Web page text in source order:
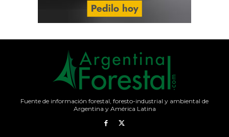
Fuente de información forestal, foresto-industrial y ambiental de
Argentina y América Latina